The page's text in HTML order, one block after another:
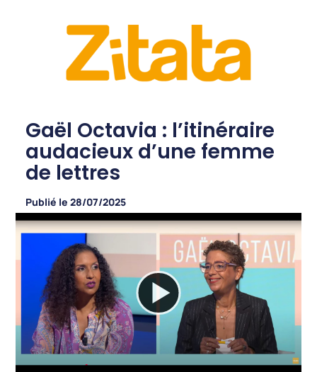
Gaël Octavia : l’itinéraire
audacieux d’une femme
de lettres
Publié le 28/07/2025